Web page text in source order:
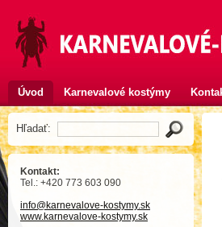
Úvod Karnevalové kostýmy
Hľadať:
Kontakt:
Tel.: +420 773 603 090
info@karnevalove-kostymy.sk
www.karnevalove-kostymy.sk